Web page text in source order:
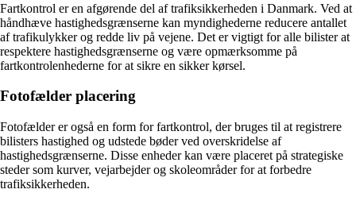
Fartkontrol er en afgørende del af trafiksikkerheden i Danmark. Ved at
håndhæve hastighedsgrænserne kan myndighederne reducere antallet
af trafikulykker og redde liv på vejene. Det er vigtigt for alle bilister at
respektere hastighedsgrænserne og være opmærksomme på
fartkontrolenhederne for at sikre en sikker kørsel.
Fotofælder placering
Fotofælder er også en form for fartkontrol, der bruges til at registrere
bilisters hastighed og udstede bøder ved overskridelse af
hastighedsgrænserne. Disse enheder kan være placeret på strategiske
steder som kurver, vejarbejder og skoleområder for at forbedre
trafiksikkerheden.